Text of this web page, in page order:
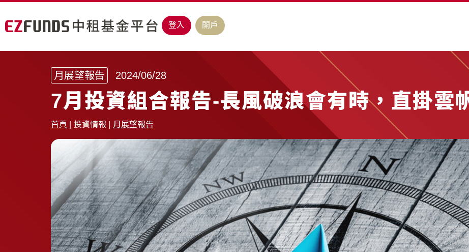
登入 開戶
月展望報告 2024/06/28
7月投資組合報告-長風破浪會有時，直掛雲
首頁 投資情報 月展望報告